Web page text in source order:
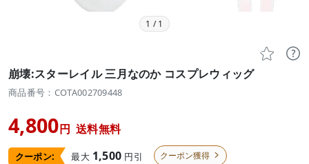
1 /1
 
崩壊:スターレイル 三月なのか コスプレウィッグ
商品番号：COTA002709448
4,800円 送料無料
クーポン: 最大 1,500 円引 クーポン獲得 